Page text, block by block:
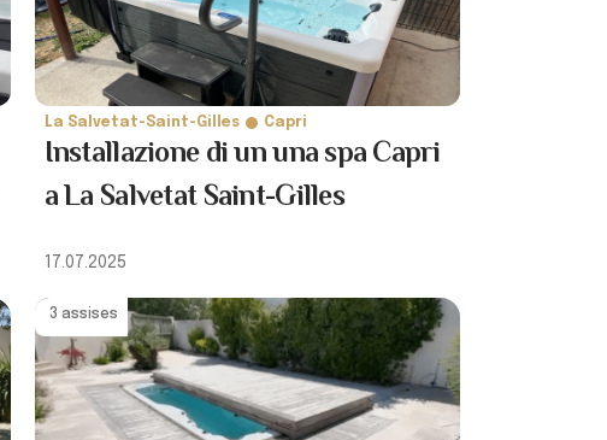
La Salvetat-Saint-Gilles Capri
Installazione di un una spa Capri
a La Salvetat Saint-Gilles
17.07.2025
3 assises